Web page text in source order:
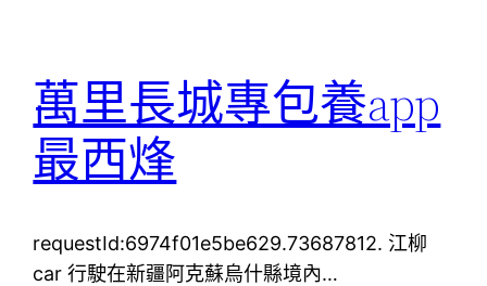
萬里長城專包養app
最西烽
requestId:6974f01e5be629.73687812. 江柳
car 行駛在新疆阿克蘇烏什縣境內…